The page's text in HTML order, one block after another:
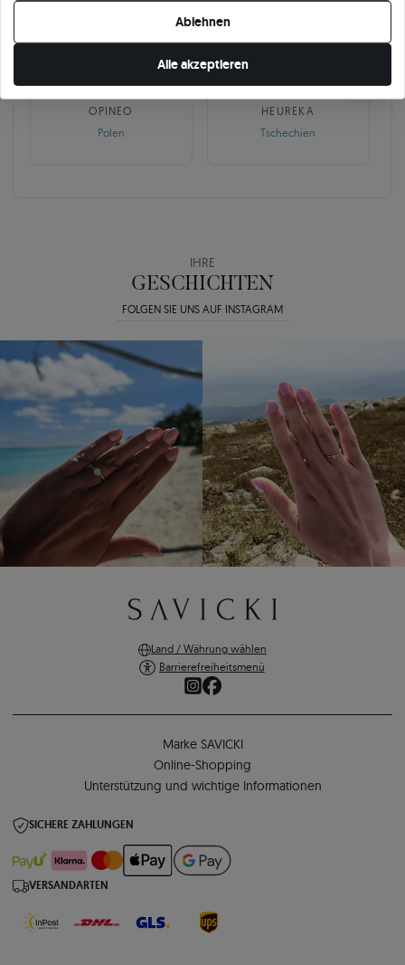
10 468
OPINEO
Polen
252
HEUREKA
Tschechien
IHRE
GESCHICHTEN
FOLGEN SIE UNS AUF INSTAGRAM
Land / Währung wählen
Barrierefreiheitsmenü
Marke SAVICKI
Online-Shopping
Unterstützung und wichtige Informationen
SICHERE ZAHLUNGEN
VERSANDARTEN
Ihre Cookie-Einstellungen ändern.
Ablehnen
Alle akzeptieren